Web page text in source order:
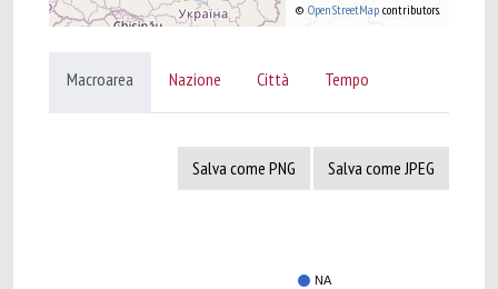
© OpenStreetMap contributors.
Macroarea Nazione Città Tempo
Salva come PNG Salva come JPEG
NA